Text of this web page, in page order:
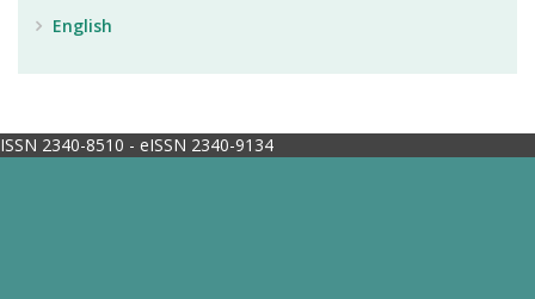
English
ISSN 2340-8510 - eISSN 2340-9134